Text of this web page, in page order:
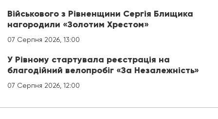
Військового з Рівненщини Сергія Блищика
нагородили «Золотим Хрестом»
07 Серпня 2026, 13:00
У Рівному стартувала реєстрація на
благодійний велопробіг «За Незалежність»
07 Серпня 2026, 12:00